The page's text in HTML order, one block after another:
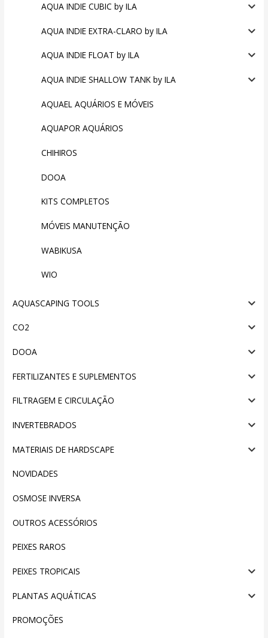
AQUA INDIE CUBIC by ILA
AQUA INDIE EXTRA-CLARO by ILA
AQUA INDIE FLOAT by ILA
AQUA INDIE SHALLOW TANK by ILA
AQUAEL AQUÁRIOS E MÓVEIS
AQUAPOR AQUÁRIOS
CHIHIROS
DOOA
KITS COMPLETOS
MÓVEIS MANUTENÇÃO
WABIKUSA
WIO
AQUASCAPING TOOLS
CO2
DOOA
FERTILIZANTES E SUPLEMENTOS
FILTRAGEM E CIRCULAÇÃO
INVERTEBRADOS
MATERIAIS DE HARDSCAPE
NOVIDADES
OSMOSE INVERSA
OUTROS ACESSÓRIOS
PEIXES RAROS
PEIXES TROPICAIS
PLANTAS AQUÁTICAS
PROMOÇÕES